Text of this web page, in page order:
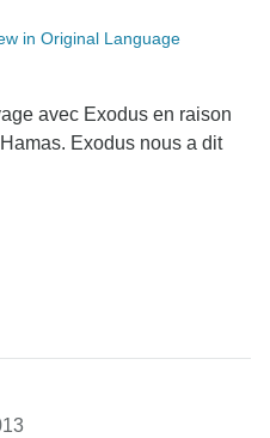
in Original Language
avec Exodus en raison
Exodus nous a dit